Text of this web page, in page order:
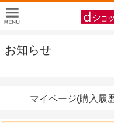
お知らせ
マイページ(購入履